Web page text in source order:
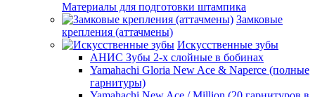
Материалы для подготовки штампика
Замковые
крепления (аттачмены)
Искусственные зубы
АНИС Зубы 2-х слойные в бобинах
Yamahachi Gloria New Ace & Naperce (полные
гарнитуры)